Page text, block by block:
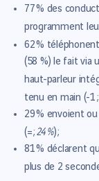
77 % des
programment
62 %
(58 %) le fait via
haut-parleur
tenu en main (-1
29 % envoient
(= ;24 %) ;
81 % déclarent
plus de 2